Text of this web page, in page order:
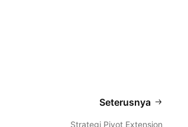
Seterusnya
Strategi Pivot Extension